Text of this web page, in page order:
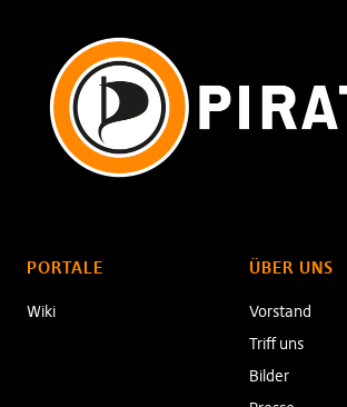
PORTALE
Wiki
ÜBER UNS
Vorstand
Triff uns
Bilder